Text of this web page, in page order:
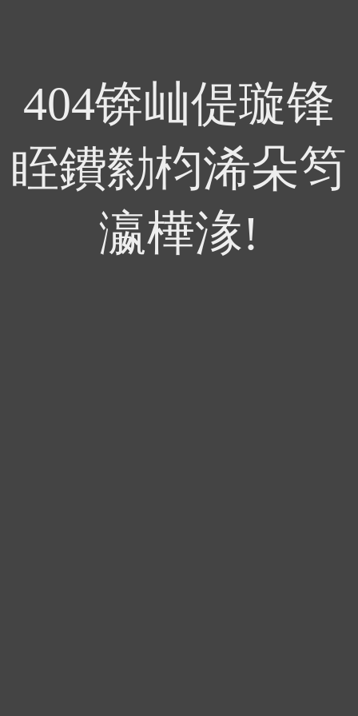
404锛屾偍璇锋
眰鐨勬枃浠朵笉
瀛樺湪!